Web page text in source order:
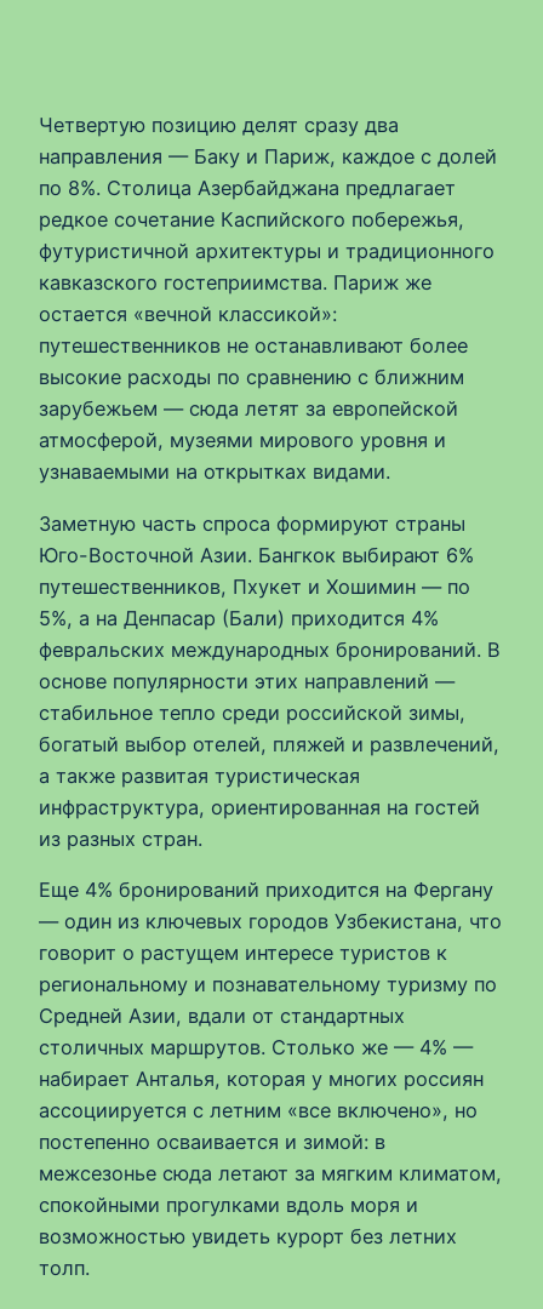
Четвертую позицию делят сразу два
направления — Баку и Париж, каждое с долей
по 8%. Столица Азербайджана предлагает
редкое сочетание Каспийского побережья,
футуристичной архитектуры и традиционного
кавказского гостеприимства. Париж же
остается «вечной классикой»:
путешественников не останавливают более
высокие расходы по сравнению с ближним
зарубежьем — сюда летят за европейской
атмосферой, музеями мирового уровня и
узнаваемыми на открытках видами.
Заметную часть спроса формируют страны
Юго-Восточной Азии. Бангкок выбирают 6%
путешественников, Пхукет и Хошимин — по
5%, а на Денпасар (Бали) приходится 4%
февральских международных бронирований. В
основе популярности этих направлений —
стабильное тепло среди российской зимы,
богатый выбор отелей, пляжей и развлечений,
а также развитая туристическая
инфраструктура, ориентированная на гостей
из разных стран.
Еще 4% бронирований приходится на Фергану
— один из ключевых городов Узбекистана, что
говорит о растущем интересе туристов к
региональному и познавательному туризму по
Средней Азии, вдали от стандартных
столичных маршрутов. Столько же — 4% —
набирает Анталья, которая у многих россиян
ассоциируется с летним «все включено», но
постепенно осваивается и зимой: в
межсезонье сюда летают за мягким климатом,
спокойными прогулками вдоль моря и
возможностью увидеть курорт без летних
толп.